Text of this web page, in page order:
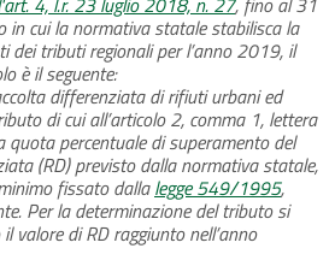
in cui la normativa statale stabilisca la
dei tributi regionali per l’anno 2019, il
è il seguente:
differenziata di rifiuti urbani ed
di cui all’articolo 2, comma 1, lettera
quota percentuale di superamento del
(RD) previsto dalla normativa statale,
fissato dallalegge 549/1995,
Per la determinazione del tributo si
valore di RD raggiunto nell’anno